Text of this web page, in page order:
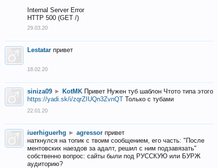
Internal Server Error
HTTP 500 (GET /)
29.03.20
Lestatar привет
18.02.20
siniza09 ► KotMK Привет Нужен туб шаблон Чтото типа этого
https://yadi.sk/i/zqrZIUQn3ZvnQT Только с тубами
22.01.20
iuerhiguerhg ► agressor привет
наткнулся на топик с твоим сообщением, его часть: "После
ментовских наездов за адалт, решил с ним подзавязать"
собственно вопрос: сайты были под РУССКУЮ или БУРЖ
аудиторию?